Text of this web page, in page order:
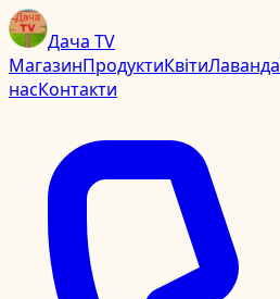
Дача TV
МагазинПродуктиКвітиЛаванда
насКонтакти